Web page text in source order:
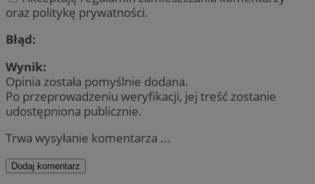
oraz politykę prywatności.
Błąd:
Wynik:
Opinia została pomyślnie dodana.
Po przeprowadzeniu weryfikacji, jej treść zostanie
udostępniona publicznie.
Trwa wysyłanie komentarza ...
Dodaj komentarz